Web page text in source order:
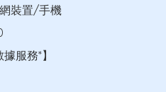
裝置/手機
服務*】